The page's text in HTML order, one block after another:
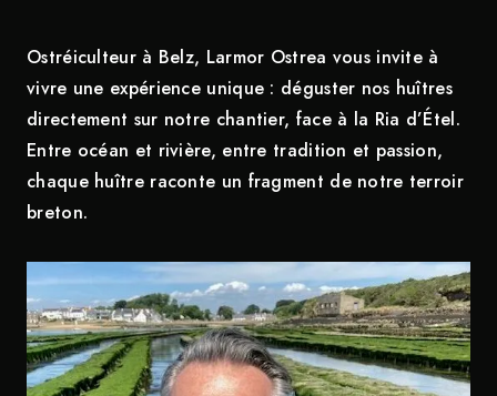
Ostréiculteur à Belz, Larmor Ostrea vous invite à
vivre une expérience unique : déguster nos huîtres
directement sur notre chantier, face à la Ria d’Étel.
Entre océan et rivière, entre tradition et passion,
chaque huître raconte un fragment de notre terroir
breton.